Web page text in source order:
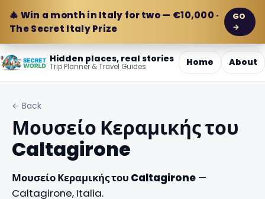
🎄 Win a month in Italy for two — €10,000 ·
The Secret Italy Prize
GO
→
Hidden places, real stories
Trip Planner & Travel Guides Home About
← Back
Μουσείο Κεραμικής του
Caltagirone
Μουσείο Κεραμικής του Caltagirone —
Caltagirone, Italia.